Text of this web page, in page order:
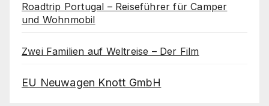
Roadtrip Portugal – Reiseführer für Camper
und Wohnmobil
Zwei Familien auf Weltreise – Der Film
EU Neuwagen Knott GmbH